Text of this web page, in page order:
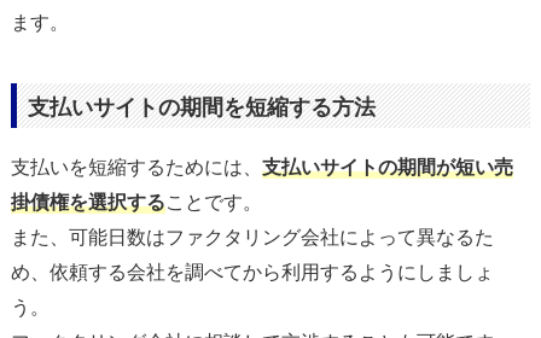
ます。
支払いサイトの期間を短縮する方法
支払いを短縮するためには、 支払いサイトの期間が短い売
掛債権を選択することです。
また、可能日数はファクタリング会社によって異なるた
め、依頼する会社を調べてから利用するようにしましょ
う。